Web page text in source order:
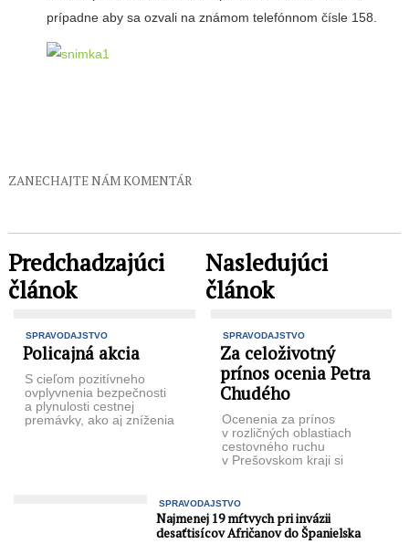
prípadne aby sa ozvali na známom telefónnom čísle 158.
ZANECHAJTE NÁM KOMENTÁR
Predchadzajúci
článok
SPRAVODAJSTVO
Policajná akcia
S cieľom pozitívneho
ovplyvnenia bezpečnosti
a plynulosti cestnej
premávky, ako aj zníženia
Nasledujúci
článok
SPRAVODAJSTVO
Za celoživotný
prínos ocenia Petra
Chudého
Ocenenia za prínos
v rozličných oblastiach
cestovného ruchu
v Prešovskom kraji si
tiež vybrala dva NAJ
produkty ...
SPRAVODAJSTVO
Najmenej 19 mŕtvych pri invázii
desaťtisícov Afričanov do Španielska